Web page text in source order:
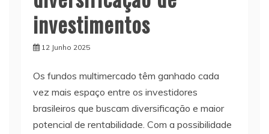
investimentos
12 Junho 2025
Os fundos multimercado têm ganhado cada
vez mais espaço entre os investidores
brasileiros que buscam diversificação e maior
potencial de rentabilidade. Com a possibilidade